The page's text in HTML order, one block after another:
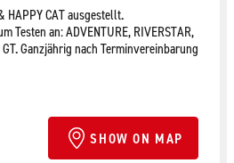
HAPPY CAT ausgestellt.
Testen an: ADVENTURE, RIVERSTAR,
GT. Ganzjährig nach Terminvereinbarung
SHOW ON MAP